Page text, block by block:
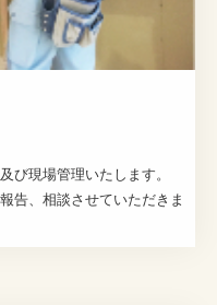
び現場管理いたします。
告、相談させていただきま